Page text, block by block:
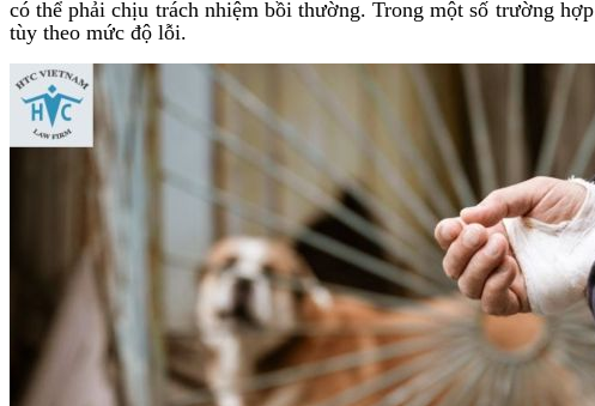
có thể phải chịu trách nhiệm bồi thường. Trong một số trường
tùy theo mức độ lỗi.